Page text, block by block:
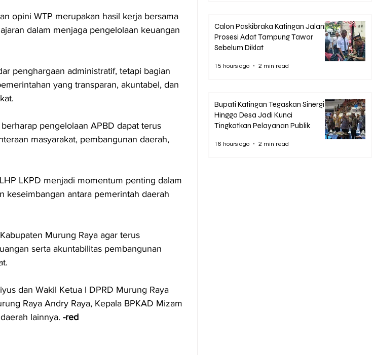
opini WTP merupakan hasil kerja bersama
dalam menjaga pengelolaan keuangan
penghargaan administratif, tetapi bagian
yang transparan, akuntabel, dan
pengelolaan APBD dapat terus
masyarakat, pembangunan daerah,
LKPD menjadi momentum penting dalam
keseimbangan antara pemerintah daerah
Murung Raya agar terus
serta akuntabilitas pembangunan
dan Wakil Ketua I DPRD Murung Raya
Raya Andry Raya, Kepala BPKAD Mizam
lainnya. -red
Calon Paskibraka Katingan Jalani
Prosesi Adat Tampung Tawar
Sebelum Diklat
15 hours ago 2 min read
Bupati Katingan Tegaskan Sinergi
Hingga Desa Jadi Kunci
Tingkatkan Pelayanan Publik
16 hours ago 2 min read